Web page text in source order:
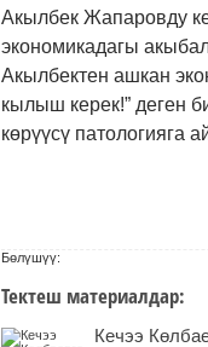
Акылбек Жапаровду
экономикадагы
Акылбектен ашкан
кылыш керек!” деген
көрүүсү патологияга
Бөлүшүү:
Тектеш материалдар:
Кечээ